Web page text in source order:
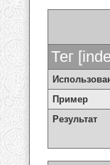
Тег
Пример
Результат